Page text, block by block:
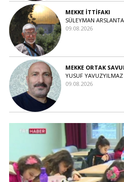
MEKKE İTTİFAKI
SÜLEYMAN
09.08.2026
MEKKE ORTAK
YUSUF YAVUZYILMAZ
09.08.2026